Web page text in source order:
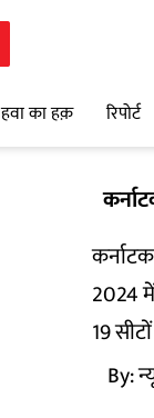
हवा का हक़ रिपोर्ट
2024
19
By: